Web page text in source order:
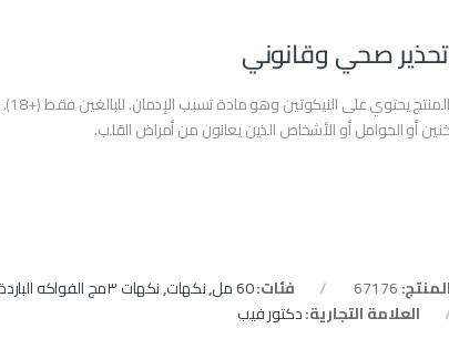
صحي وقانوني
أو الحوامل أو الأشخاص الذين يعانون من أمراض القلب.
67176 فئات:60 مل ,نكهات,نكهات ٣مج الفواكه الباردة
العلامة التجارية:دكتور فيب